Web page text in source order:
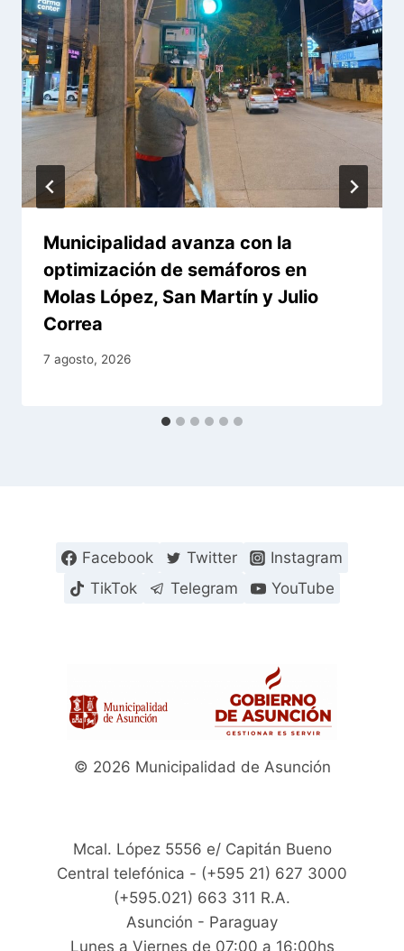
Municipalidad avanza con la
optimización de semáforos en
Molas López, San Martín y Julio
Correa
7 agosto, 2026
Facebook Twitter
Instagram
TikTok
Telegram YouTube
© 2026 Municipalidad de Asunción
Mcal. López 5556 e/ Capitán Bueno
Central telefónica - (+595 21) 627 3000
(+595.021) 663 311 R.A.
Asunción - Paraguay
Lunes a Viernes de 07:00 a 16:00hs